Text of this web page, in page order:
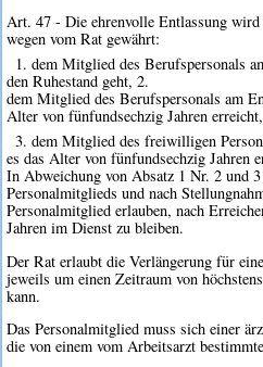
Art. 47 - Die ehrenvolle Entlassung wird
wegen vom Rat gewährt:
1. dem Mitglied des Berufspersonals
den Ruhestand geht, 2.
dem Mitglied des Berufspersonals am
Alter von fünfundsechzig Jahren erreicht,
3. dem Mitglied des freiwilligen
es das Alter von fünfundsechzig Jahren
In Abweichung von Absatz 1 Nr. 2 und
Personalmitglieds und nach
Personalmitglied erlauben, nach
Jahren im Dienst zu bleiben.
Der Rat erlaubt die Verlängerung für
jeweils um einen Zeitraum von
kann.
Das Personalmitglied muss sich einer
die von einem vom Arbeitsarzt